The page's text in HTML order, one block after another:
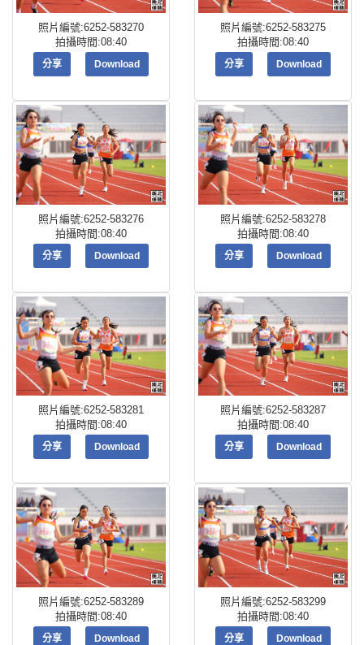
照片編號:6252-583270
拍攝時間:08:40
分享 Download
照片編號:6252-583275
拍攝時間:08:40
分享 Download
照片編號:6252-583276
拍攝時間:08:40
分享 Download
照片編號:6252-583278
拍攝時間:08:40
分享 Download
照片編號:6252-583281
拍攝時間:08:40
分享 Download
照片編號:6252-583287
拍攝時間:08:40
分享 Download
照片編號:6252-583289
拍攝時間:08:40
分享 Download
照片編號:6252-583299
拍攝時間:08:40
分享 Download